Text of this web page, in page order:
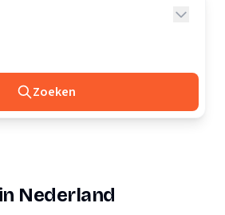
Zoeken
Nederland